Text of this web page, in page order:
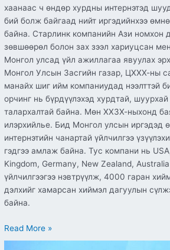
хаанаас ч өндөр хурдны интернэтэд
бий болж байгаад нийт иргэдийнхээ
байна. Старлинк компанийн Ази номхон
зөвшөөрөл болон зах зээл хариуцсан
Монгол улсад үйл ажиллагаа явуулах
Монгол Улсын Засгийн газар, ЦХХХ-ны
манайх шиг ийм компаниудад нээлттэй
орчинг нь бүрдүүлэхэд хурдтай,
талархалтай байна. Мөн ХХЗХ-ныхонд
илэрхийлье. Бид Монгол улсын иргэдэд
интернэтийн чанартай үйлчилгээ
гэдгээ амлаж байна. Тус компани нь
Kingdom, Germany, New Zealand,
үйлчилгээгээ нэвтрүүлж, 4000 гаран
дэлхийг хамарсан хиймэл дагуулын
байна.
Read More »